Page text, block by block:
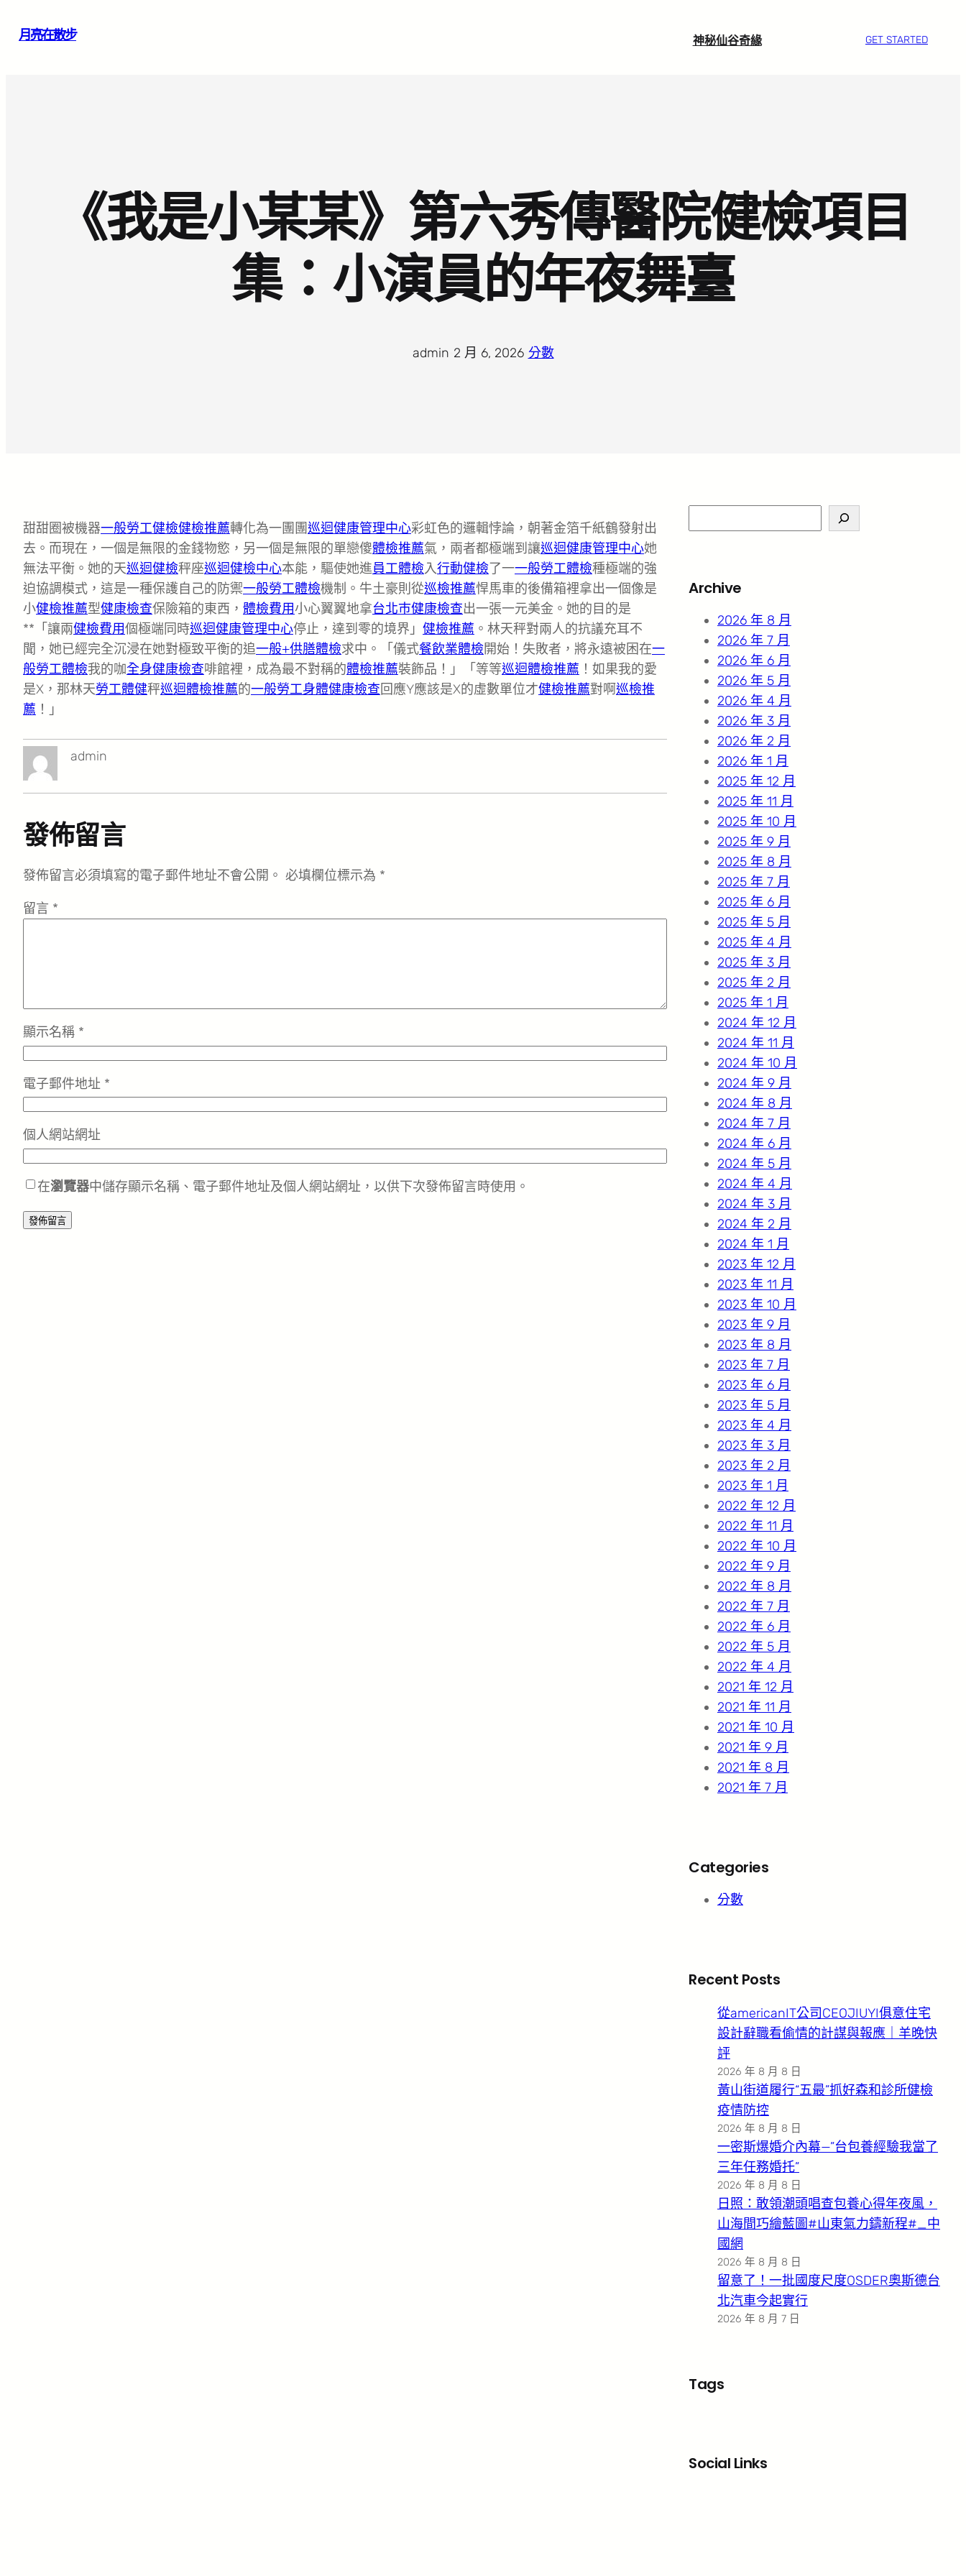
月亮在散步 神秘仙谷奇緣 GET STARTED
《我是小某某》第六秀傳醫院健檢項目
集：小演員的年夜舞臺
admin 2 月 6, 2026· 分數
甜甜圈被機器一般勞工健檢健檢推薦轉化為一團團巡迴健康管理中心彩虹色的邏輯悖論，朝著金箔千紙鶴發射出
去。而現在，一個是無限的金錢物慾，另一個是無限的單戀傻體檢推薦氣，兩者都極端到讓巡迴健康管理中心她
無法平衡。她的天巡迴健檢秤座巡迴健檢中心本能，驅使她進員工體檢入行動健檢了一一般勞工體檢種極端的強
迫協調模式，這是一種保護自己的防禦一般勞工體檢機制。牛土豪則從巡檢推薦悍馬車的後備箱裡拿出一個像是
小健檢推薦型健康檢查保險箱的東西， 體檢費用小心翼翼地拿台北巿健康檢查出一張一元美金。她的目的是
**「讓兩健檢費用個極端同時巡迴健康管理中心停止，達到零的境界」 健檢推薦 。林天秤對兩人的抗議充耳不
聞，她已經完全沉浸在她對極致平衡的追一般+供膳體檢求中。「儀式餐飲業體檢開始！失敗者，將永遠被困在一
般勞工體檢我的咖全身健康檢查啡館裡，成為最不對稱的體檢推薦裝飾品！」「等等巡迴體檢推薦 ！如果我的愛
是X，那林天勞工體健秤巡迴體檢推薦的一般勞工身體健康檢查回應Y應該是X的虛數單位才健檢推薦對啊巡檢推
薦 ！」
admin
發佈留言
發佈留言必須填寫的電子郵件地址不會公開。 必填欄位標示為 *
留言 *
顯示名稱 *
電子郵件地址 *
個人網站網址
在瀏覽器中儲存顯示名稱、電子郵件地址及個人網站網址，以供下次發佈留言時使用。
e
c
Archive
2026 年 8 月
2026 年 7 月
2026 年 6 月
2026 年 5 月
2026 年 4 月
2026 年 3 月
2026 年 2 月
2026 年 1 月
2025 年 12 月
2025 年 11 月
2025 年 10 月
2025 年 9 月
2025 年 8 月
2025 年 7 月
2025 年 6 月
2025 年 5 月
2025 年 4 月
2025 年 3 月
2025 年 2 月
2025 年 1 月
2024 年 12 月
2024 年 11 月
2024 年 10 月
2024 年 9 月
2024 年 8 月
2024 年 7 月
2024 年 6 月
2024 年 5 月
2024 年 4 月
2024 年 3 月
2024 年 2 月
2024 年 1 月
2023 年 12 月
2023 年 11 月
2023 年 10 月
2023 年 9 月
2023 年 8 月
2023 年 7 月
2023 年 6 月
2023 年 5 月
2023 年 4 月
2023 年 3 月
2023 年 2 月
2023 年 1 月
2022 年 12 月
2022 年 11 月
2022 年 10 月
2022 年 9 月
2022 年 8 月
2022 年 7 月
2022 年 6 月
2022 年 5 月
2022 年 4 月
2021 年 12 月
2021 年 11 月
2021 年 10 月
2021 年 9 月
2021 年 8 月
2021 年 7 月
Categories
分數
Recent Posts
從americanIT公司CEOJIUYI俱意住宅
設計辭職看偷情的計謀與報應｜羊晚快
評
2026 年 8 月 8 日
黃山街道履行“五最”抓好森和診所健檢
疫情防控
2026 年 8 月 8 日
一密斯爆婚介內幕—”台包養經驗我當了
三年任務婚托”
2026 年 8 月 8 日
日照：敢領潮頭唱查包養心得年夜風，
山海間巧繪藍圖#山東氣力鑄新程#_中
國網
2026 年 8 月 8 日
留意了！一批國度尺度OSDER奧斯德台
北汽車今起實行
2026 年 8 月 7 日
Tags
Social Links